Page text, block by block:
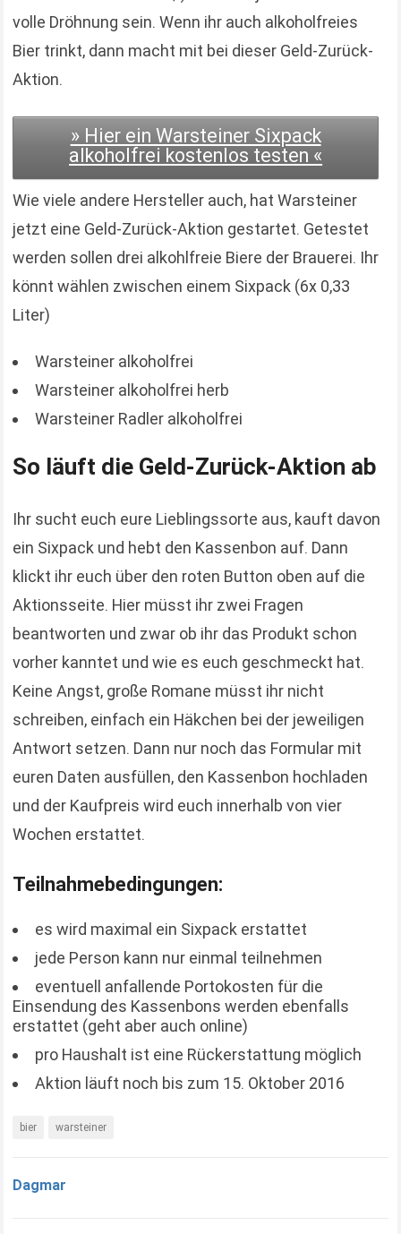
volle Dröhnung sein. Wenn ihr auch alkoholfreies
Bier trinkt, dann macht mit bei dieser Geld-Zurück-
Aktion.
» Hier ein Warsteiner Sixpack
alkoholfrei kostenlos testen «
Wie viele andere Hersteller auch, hat Warsteiner
jetzt eine Geld-Zurück-Aktion gestartet. Getestet
werden sollen drei alkohlfreie Biere der Brauerei. Ihr
könnt wählen zwischen einem Sixpack (6x 0,33
Liter)
Warsteiner alkoholfrei
Warsteiner alkoholfrei herb
Warsteiner Radler alkoholfrei
So läuft die Geld-Zurück-Aktion ab
Ihr sucht euch eure Lieblingssorte aus, kauft davon
ein Sixpack und hebt den Kassenbon auf. Dann
klickt ihr euch über den roten Button oben auf die
Aktionsseite. Hier müsst ihr zwei Fragen
beantworten und zwar ob ihr das Produkt schon
vorher kanntet und wie es euch geschmeckt hat.
Keine Angst, große Romane müsst ihr nicht
schreiben, einfach ein Häkchen bei der jeweiligen
Antwort setzen. Dann nur noch das Formular mit
euren Daten ausfüllen, den Kassenbon hochladen
und der Kaufpreis wird euch innerhalb von vier
Wochen erstattet.
Teilnahmebedingungen:
es wird maximal ein Sixpack erstattet
jede Person kann nur einmal teilnehmen
eventuell anfallende Portokosten für die
Einsendung des Kassenbons werden ebenfalls
erstattet (geht aber auch online)
pro Haushalt ist eine Rückerstattung möglich
Aktion läuft noch bis zum 15. Oktober 2016
bier warsteiner
Dagmar